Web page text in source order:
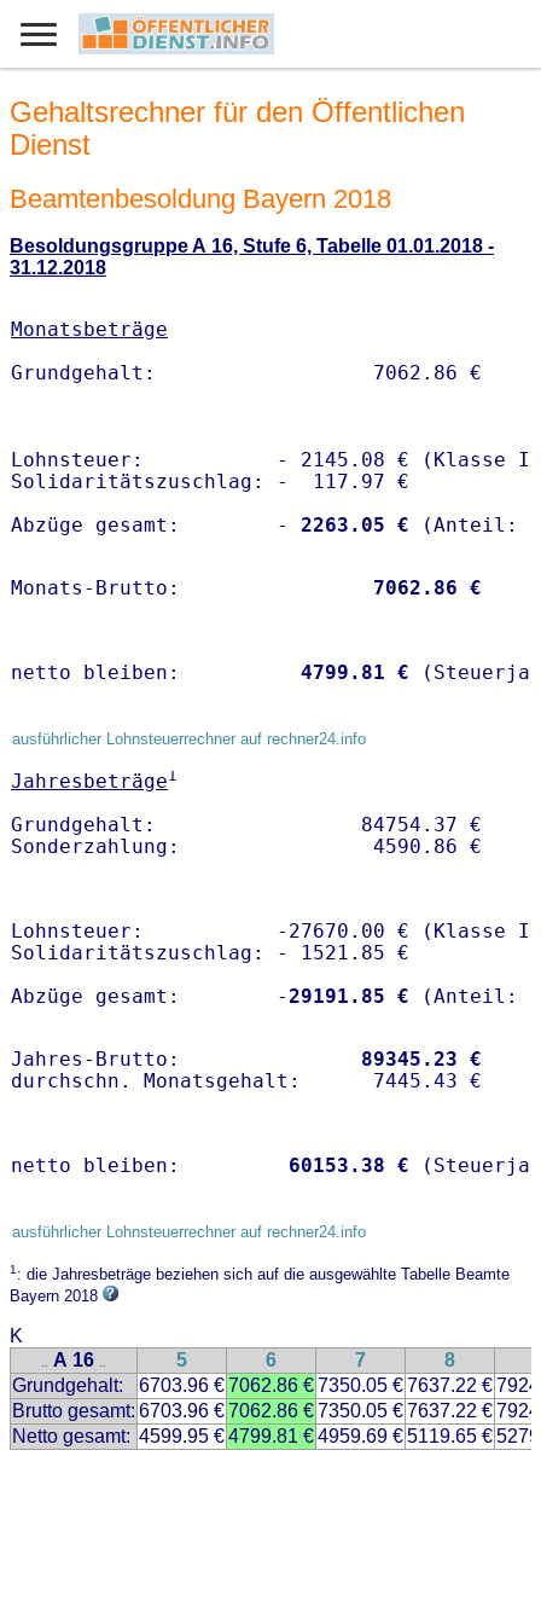
Gehaltsrechner für den Öffentlichen
Dienst
Beamtenbesoldung Bayern 2018
Besoldungsgruppe A 16, Stufe 6, Tabelle 01.01.2018 -
31.12.2018
Monatsbeträge
Lohnsteuer:           - 2145.08 € (Klasse I)
Solidaritätszuschlag: -  117.97 €
Abzüge gesamt:        -
2263.05 €
Monats-Brutto: 7062.86 €
netto bleiben: 4799.81 €
ausführlicher Lohnsteuerrechner auf rechner24.info
Jahresbeträge1
Grundgehalt:                 84754.37 €
Lohnsteuer:           -27670.00 € (Klasse I)
Solidaritätszuschlag: - 1521.85 €
Abzüge gesamt:        -29191.85 €
Jahres-Brutto: 89345.23 €
netto bleiben: 60153.38 €
ausführlicher Lohnsteuerrechner auf rechner24.info
1: die Jahresbeträge beziehen sich auf die ausgewählte Tabelle Beamte
Bayern 2018
K
.. A 16 .. 5 6 7 8
Grundgehalt:
6703.96 €7062.86 €7350.05 €7637.22 €
Brutto gesamt: 6703.96 €7062.86 €7350.05 €7637.22 €
Netto gesamt: 4599.95 €4799.81 €4959.69 €5119.65 €